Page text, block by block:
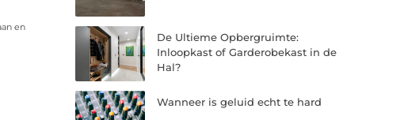
en
De Ultieme Opbergruimte:
Inloopkast of Garderobekast in de
Hal?
Wanneer is geluid echt te hard